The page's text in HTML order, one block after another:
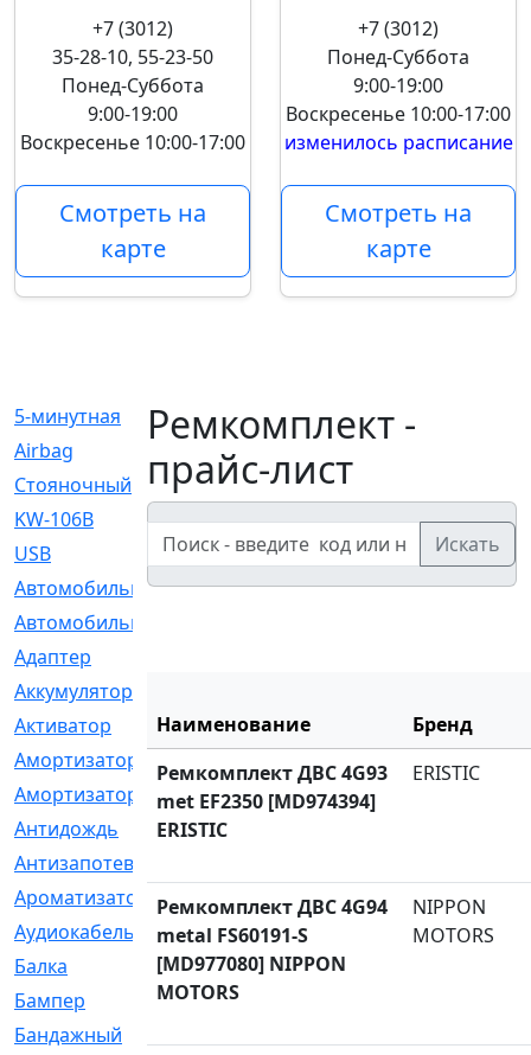
+7 (3012)
35-28-10, 55-23-50
Понед-Суббота
9:00-19:00
Воскресенье 10:00-17:00
Смотреть на
карте
+7 (3012)
Понед-Суббота
9:00-19:00
Воскресенье 10:00-17:00
изменилось расписание
Смотреть на
карте
5-минутная
[1]
Airbag
[18]
Cтояночный
[1]
KW-106B
[0]
USB
[6]
Автомобильное
[6]
Автомобильный
Адаптер
Аккумулятор
Активатор
[1]
Амортизатор
Амортизаторы
[21]
Антидождь
[1]
Антизапотеватель
Ароматизатор
[35]
Аудиокабель
[2]
Балка
[58]
Бампер
[137]
Бандажный
Ремкомплект -
прайс-лист
Искать
Наименование
Бренд
Ремкомплект ДВС 4G93
met EF2350 [MD974394]
ERISTIC
ERISTIC
Ремкомплект ДВС 4G94
metal FS60191-S
[MD977080] NIPPON
MOTORS
NIPPON
MOTORS